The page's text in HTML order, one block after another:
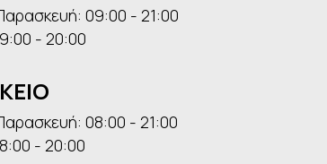
09:00 - 21:00
- 20:00
08:00 - 21:00
- 20:00